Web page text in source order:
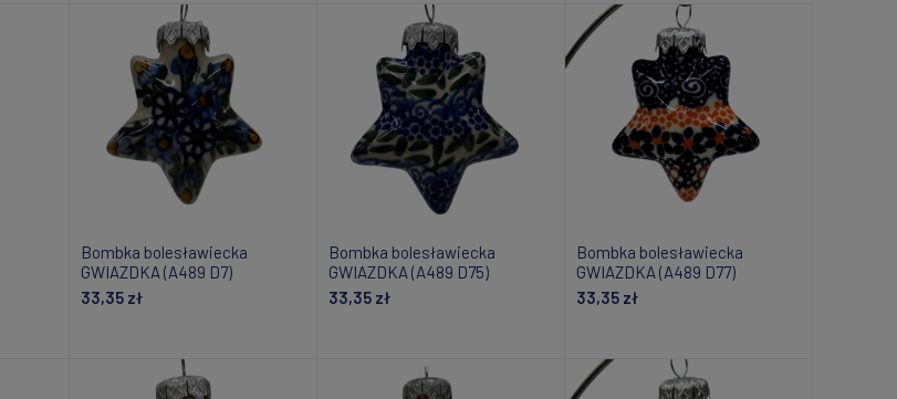
Bombka bolesławiecka
GWIAZDKA (A489 D7)
33,35 zł
Bombka bolesławiecka
GWIAZDKA (A489 D75)
33,35 zł
Bombka bolesławiecka
GWIAZDKA (A489 D77)
33,35 zł